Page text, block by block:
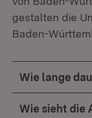
gestalten die
Baden-
Wie lange
Wie sieht die